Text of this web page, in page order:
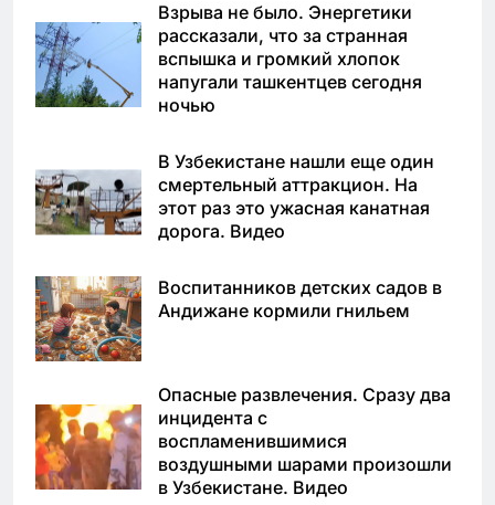
Взрыва не было. Энергетики
рассказали, что за странная
вспышка и громкий хлопок
напугали ташкентцев сегодня
ночью
В Узбекистане нашли еще один
смертельный аттракцион. На
этот раз это ужасная канатная
дорога. Видео
Воспитанников детских садов в
Андижане кормили гнильем
Опасные развлечения. Сразу два
инцидента с
воспламенившимися
воздушными шарами произошли
в Узбекистане. Видео